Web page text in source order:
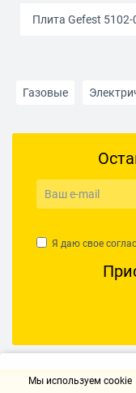
Плита Gefest 5102-
Газовые
Настольные газовые
С конвекцией
Серебристого цвета
Коричневого цвета
Я даю свое
Мы используем cookie